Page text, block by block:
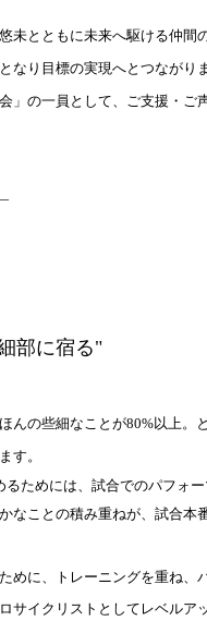
未とともに未来へ駆ける仲間
なり目標の実現へとつながりま
」の一員として、ご支援・ご
部に宿る"
んの些細なことが80%以上。
す。
るためには、試合でのパフォ
なことの積み重ねが、試合本
めに、トレーニングを重ね、
サイクリストとしてレベルア